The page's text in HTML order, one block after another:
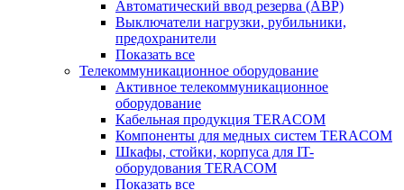
Автоматический ввод резерва (АВР)
Выключатели нагрузки, рубильники,
предохранители
Показать все
Телекоммуникационное оборудование
Активное телекоммуникационное
оборудование
Кабельная продукция TERACOM
Компоненты для медных систем TERACOM
Шкафы, стойки, корпуса для IT-
оборудования TERACOM
Показать все